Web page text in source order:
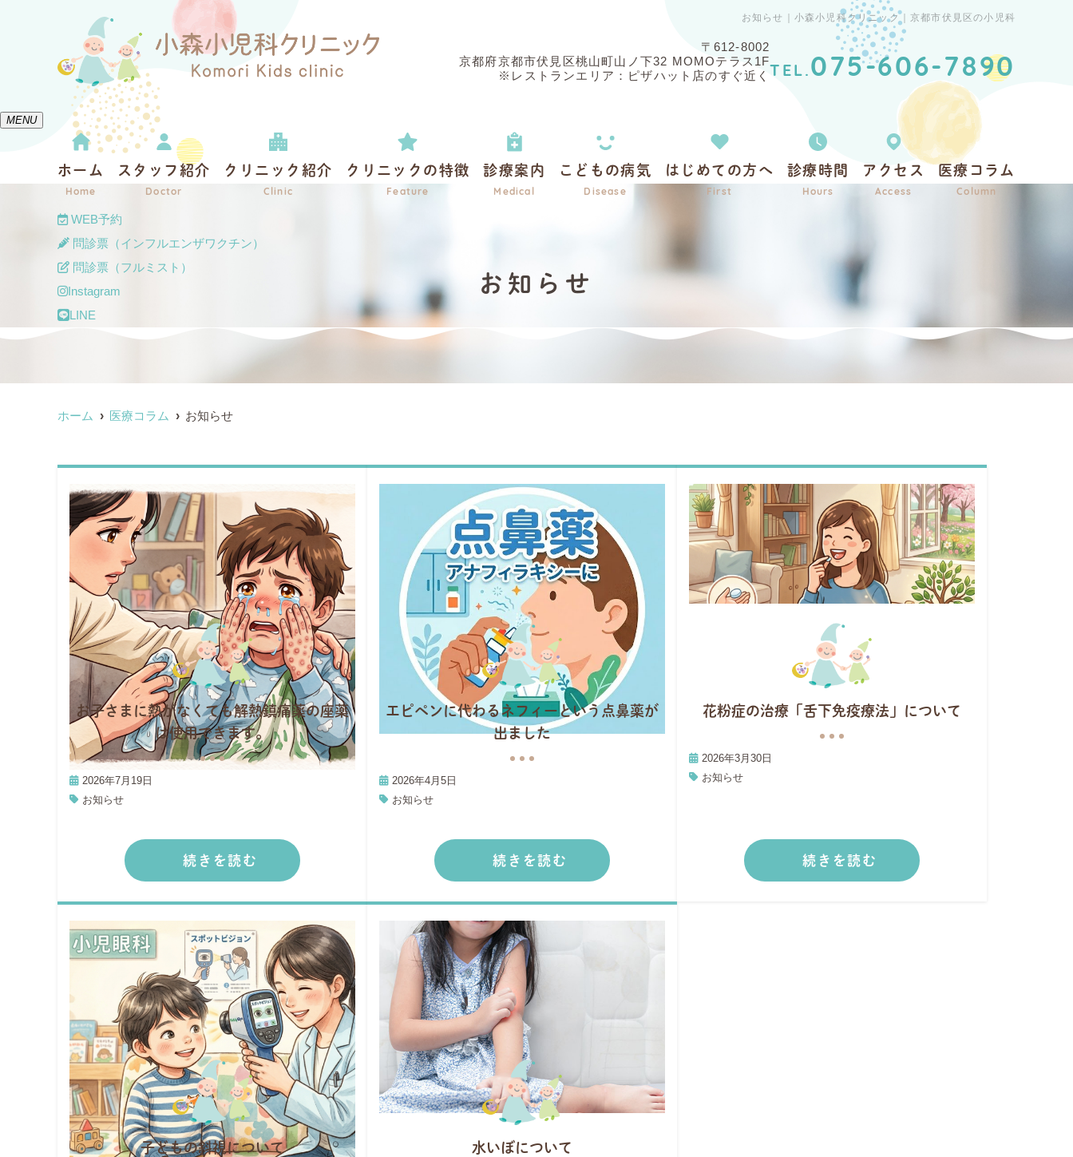
お知らせ｜小森小児科クリニック｜京都市伏見区の小児科
〒612-8002
京都府京都市伏見区桃山町山ノ下32 MOMOテラス1F
※レストランエリア：ピザハット店のすぐ近く TEL. 075-606-7890
MENU
ホーム
Home
スタッフ紹介
Doctor
クリニック紹介
Clinic
クリニックの特徴
Feature
診療案内
Medical
こどもの病気
Disease
はじめての方へ
First
診療時間
Hours
アクセス
Access
医療コラム
Column
WEB予約
問診票（インフルエンザワクチン）
問診票（フルミスト）
Instagram
LINE
お知らせ
ホーム 医療コラム お知らせ
お子さまに熱がなくても解熱鎮痛薬の座薬
は使用できます。
2026年7月19日
お知らせ
続きを読む
エピペンに代わるネフィーという点鼻薬が
出ました
2026年4月5日
お知らせ
続きを読む
花粉症の治療「舌下免疫療法」について
2026年3月30日
お知らせ
続きを読む
子どもの斜視について 水いぼについて